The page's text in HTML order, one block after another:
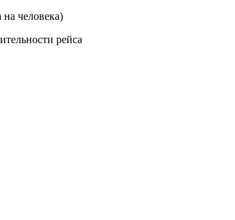
человека)
рейса